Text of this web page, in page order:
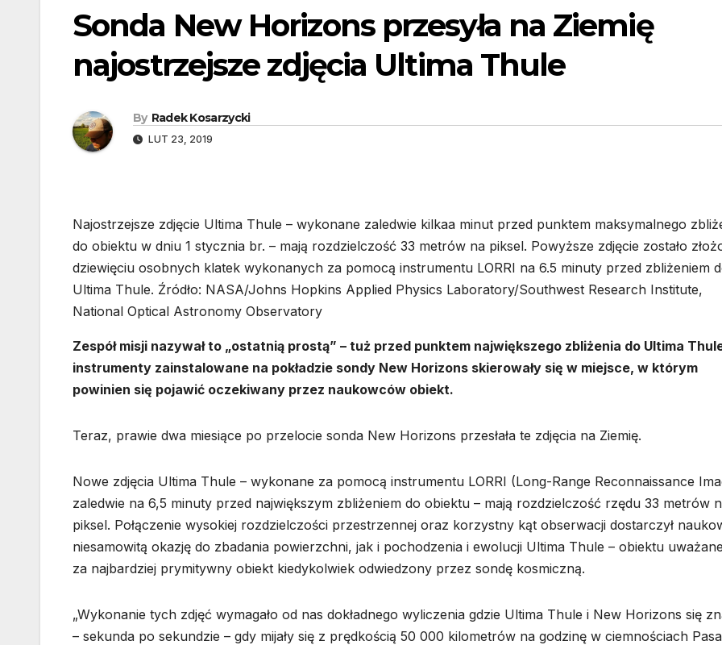
Sonda New Horizons przesyła na Ziemię
najostrzejsze zdjęcia Ultima Thule
By Radek Kosarzycki
LUT 23, 2019
Najostrzejsze zdjęcie Ultima Thule – wykonane zaledwie kilkaa minut przed punktem maksymalnego
do obiektu w dniu 1 stycznia br. – mają rozdzielczość 33 metrów na piksel. Powyższe zdjęcie zostało
dziewięciu osobnych klatek wykonanych za pomocą instrumentu LORRI na 6.5 minuty przed zbliżeniem
Ultima Thule. Źródło: NASA/Johns Hopkins Applied Physics Laboratory/Southwest Research Institute,
National Optical Astronomy Observatory
Zespół misji nazywał to „ostatnią prostą” – tuż przed punktem największego zbliżenia do Ultima
instrumenty zainstalowane na pokładzie sondy New Horizons skierowały się w miejsce, w którym
powinien się pojawić oczekiwany przez naukowców obiekt.
Teraz, prawie dwa miesiące po przelocie sonda New Horizons przesłała te zdjęcia na Ziemię.
Nowe zdjęcia Ultima Thule – wykonane za pomocą instrumentu LORRI (Long-Range Reconnaissance
zaledwie na 6,5 minuty przed największym zbliżeniem do obiektu – mają rozdzielczość rzędu 33 metrów
piksel. Połączenie wysokiej rozdzielczości przestrzennej oraz korzystny kąt obserwacji dostarczył
niesamowitą okazję do zbadania powierzchni, jak i pochodzenia i ewolucji Ultima Thule – obiektu
za najbardziej prymitywny obiekt kiedykolwiek odwiedzony przez sondę kosmiczną.
„Wykonanie tych zdjęć wymagało od nas dokładnego wyliczenia gdzie Ultima Thule i New Horizons się
– sekunda po sekundzie – gdy mijały się z prędkością 50 000 kilometrów na godzinę w ciemnościach Pasa